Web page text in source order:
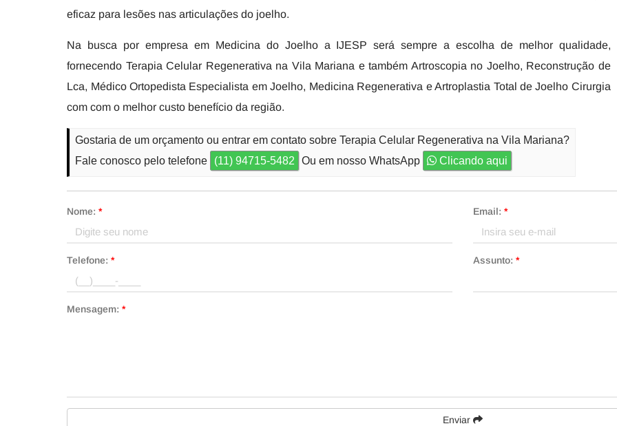
eficaz para lesões nas articulações do joelho.
Na busca por empresa em Medicina do Joelho a IJESP será sempre a escolha de melhor qualidade,
fornecendo Terapia Celular Regenerativa na Vila Mariana e também Artroscopia no Joelho, Reconstrução de
Lca, Médico Ortopedista Especialista em Joelho, Medicina Regenerativa e Artroplastia Total de Joelho Cirurgia
com com o melhor custo benefício da região.
Gostaria de um orçamento ou entrar em contato sobre Terapia Celular Regenerativa na Vila Mariana?
Fale conosco pelo telefone
(11) 94715-5482 Ou em nosso WhatsApp Clicando aqui
Nome:* Email: *
Telefone:* Assunto: *
Mensagem:*
Enviar